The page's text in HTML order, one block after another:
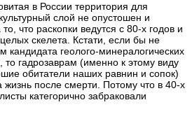
в России территория для
слой не опустошен и
что раскопки ведутся с 80-х годов и
скелета. Кстати, если бы не
кандидата геолого-минералогических
то гадрозаврам (именно к этому виду
обитатели наших равнин и сопок)
после смерти. Потому что в 40-х
категорично забраковали